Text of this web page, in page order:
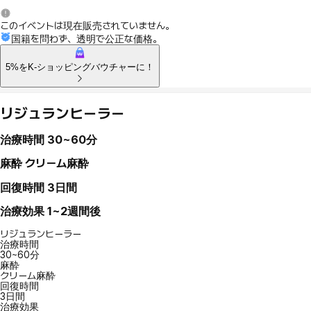
このイベントは現在販売されていません。
国籍を問わず、透明で公正な価格。
5%をK-ショッピングバウチャーに！
リジュランヒーラー
治療時間 30~60分
麻酔 クリーム麻酔
回復時間 3日間
治療効果 1~2週間後
リジュランヒーラー
治療時間
30~60分
麻酔
クリーム麻酔
回復時間
3日間
治療効果